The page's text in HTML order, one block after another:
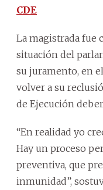
CDE
La magistrada fue
situación del
su juramento, en
volver a su
de Ejecución
“En realidad yo
Hay un proceso
preventiva, que
inmunidad”,